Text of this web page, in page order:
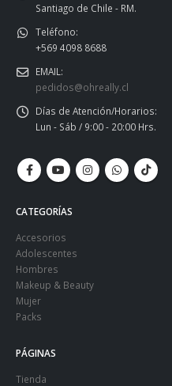
Santiago de Chile - RM.
Teléfono:
+569 4098 8688
EMAIL:
pedidos@ohreally.cl
Días de Atención/Horarios:
Lun - Sáb / 9:00 - 20:00 Hrs.
CATEGORÍAS
Accesorios
Adolescentes
Hombres
Makeup & Beauty
Mujer
Packs
PÁGINAS
Tienda